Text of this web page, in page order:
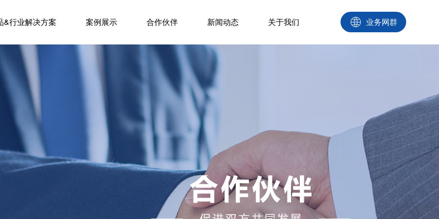
&行业解决方案 案例展示 合作伙伴 新闻动态 关于我们 业务网群